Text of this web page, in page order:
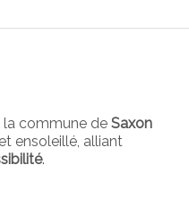
la commune deSaxon
ensoleillé, alliant
.